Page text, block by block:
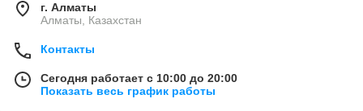
г. Алматы
Алматы, Казахстан
Контакты
Сегодня работает с 10:00 до 20:00
Показать весь график работы